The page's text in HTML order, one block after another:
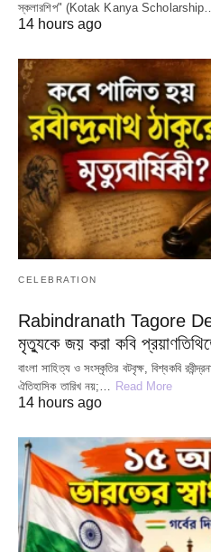
স্কলারশিপ" (Kotak Kanya
14 hours ago
CELEBRATION
Rabindranath Tagore
মৃত্যুকে জয় করা কবি
বাংলা সাহিত্য ও সংস্কৃতির বটবৃক্ষ, বিশ্বকবি
ঐতিহাসিক তারিখ নয়;…
Read More
14 hours ago